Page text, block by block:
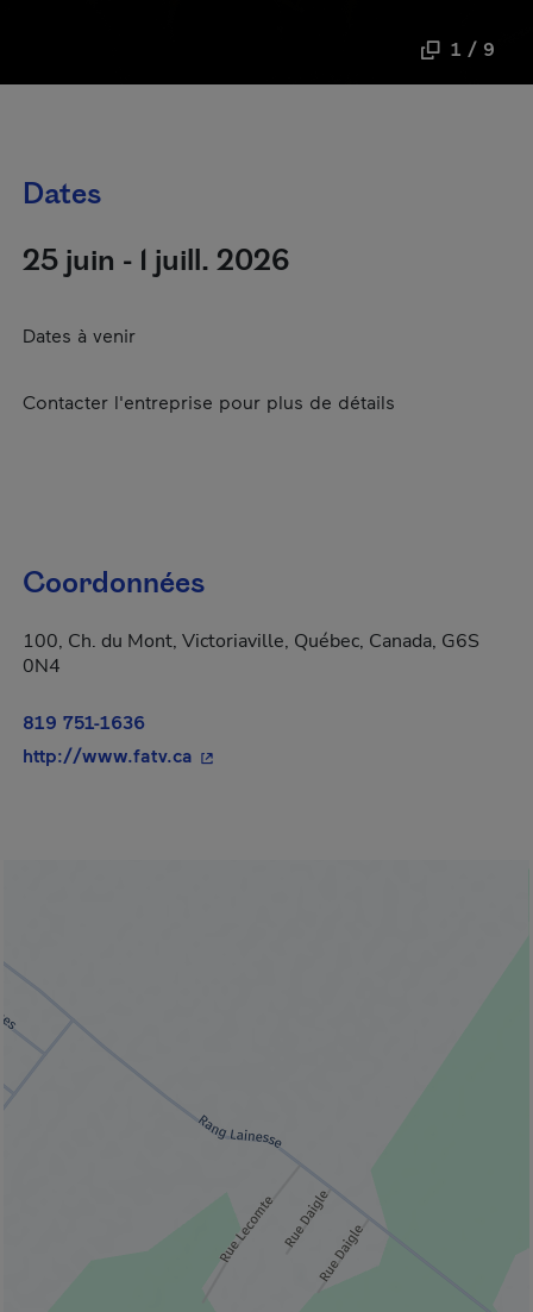
1 / 9
Dates
25 juin - 1 juill. 2026
Dates à venir
Contacter l'entreprise pour plus de détails
Coordonnées
100, Ch. du Mont, Victoriaville, Québec, Canada, G6S
0N4
819 751-1636
http://www.fatv.ca - Cet hyperlien s'ouvrira dans une